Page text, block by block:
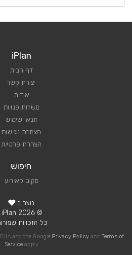
iPlan
דף הבית
יצירת קשר
אודות
משרות פנויות
תנאי שימוש
הצהרת נגישות
הצהרת פרטיות
חיפוש
מקום לאירוע
נוצר ב
© 2026 iPlan.
כל הזכויות
and the Google Privacy Policy and Terms of
Serviceapply